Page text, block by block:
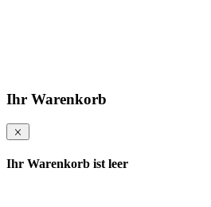
Ihr Warenkorb
Ihr Warenkorb ist leer